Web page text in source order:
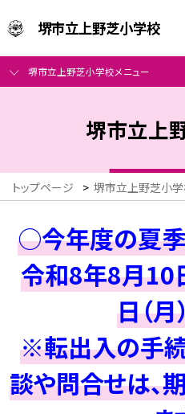
堺市立上野芝小学校
堺市立上野芝小学校メニュー
堺市立上
トップページ > 堺市立上野芝小
○今年度の夏季
令和8年8月10
日（月
※転出入の手続
談や問合せは、